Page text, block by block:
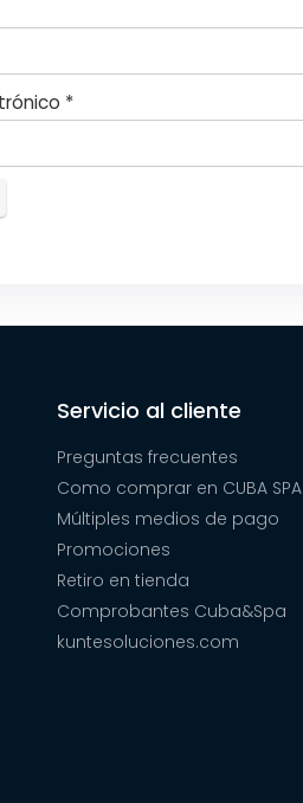
*
Servicio al cliente
Preguntas frecuentes
Como comprar en CUBA SPA
Múltiples medios de pago
Promociones
Retiro en tienda
Comprobantes Cuba&Spa
kuntesoluciones.com